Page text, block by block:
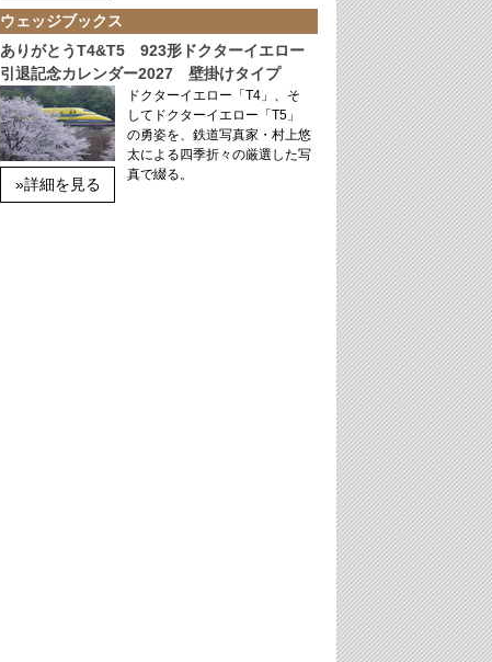
ウェッジブックス
ありがとうT4&T5 923形ドクターイエロー
引退記念カレンダー2027 壁掛けタイプ
»詳細を見る
ドクターイエロー「T4」、そ
してドクターイエロー「T5」
の勇姿を、鉄道写真家・村上悠
太による四季折々の厳選した写
真で綴る。